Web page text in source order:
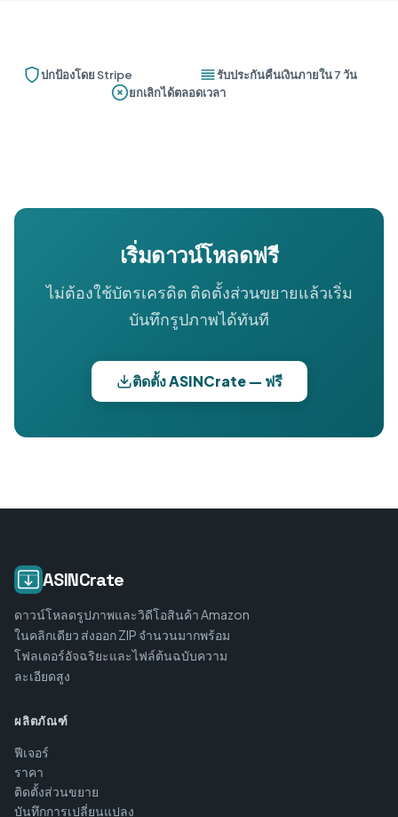
ปกป้องโดย Stripe
รับประกันคืนเงินภายใน 7 วัน
ยกเลิกได้ตลอดเวลา
เริ่มดาวน์โหลดฟรี
ไม่ต้องใช้บัตรเครดิต ติดตั้งส่วนขยายแล้วเริ่ม
บันทึกรูปภาพได้ทันที
ติดตั้ง ASINCrate — ฟรี
ASINCrate
ดาวน์โหลดรูปภาพและวิดีโอสินค้า Amazon
ในคลิกเดียว ส่งออก ZIP จำนวนมากพร้อม
โฟลเดอร์อัจฉริยะและไฟล์ต้นฉบับความ
ละเอียดสูง
ผลิตภัณฑ์
ฟีเจอร์
ราคา
ติดตั้งส่วนขยาย
บันทึกการเปลี่ยนแปลง